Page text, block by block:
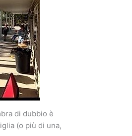
di dubbio è
(o più di una,